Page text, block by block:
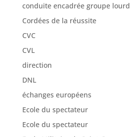
conduite encadrée groupe lourd
Cordées de la réussite
CVC
CVL
direction
DNL
échanges européens
Ecole du spectateur
Ecole du spectateur